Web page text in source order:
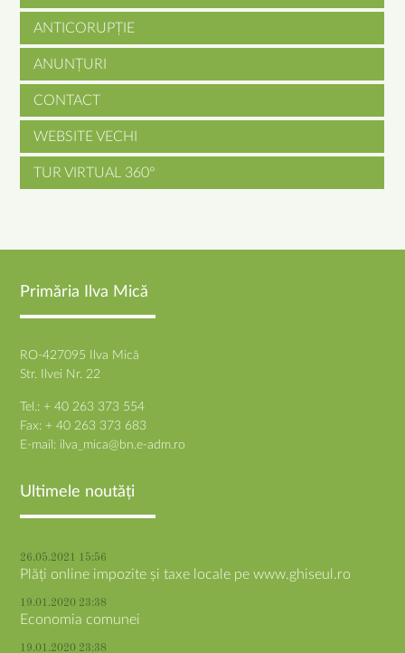
ANTICORUPȚIE
ANUNȚURI
CONTACT
WEBSITE VECHI
TUR VIRTUAL 360°
Primăria Ilva Mică
RO-427095 Ilva Mică
Str. Ilvei Nr. 22
Tel.: + 40 263 373 554
Fax: + 40 263 373 683
E-mail: ilva_mica@bn.e-adm.ro
Ultimele noutăți
26.05.2021 15:56
Plăți online impozite și taxe locale pe www.ghiseul.ro
19.01.2020 23:38
Economia comunei
19.01.2020 23:38